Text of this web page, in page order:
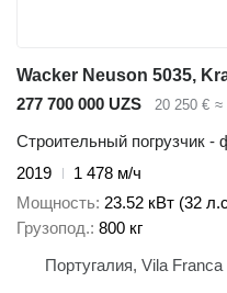
Wacker Neuson 5035,
277 700 000 UZS
20 250 € ≈
Строительный погрузчик -
2019
1 478 м/ч
Мощность 23.52 кВт (32
Грузопод. 800 кг
Португалия, Vila